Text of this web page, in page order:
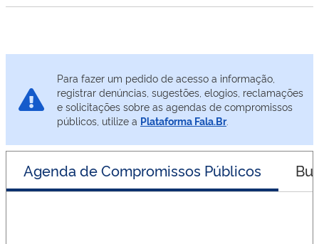
Para fazer um pedido de acesso a informação,
registrar denúncias, sugestões, elogios, reclamações
e solicitações sobre as agendas de compromissos
públicos, utilize a Plataforma Fala.Br.
Agenda de Compromissos Públicos